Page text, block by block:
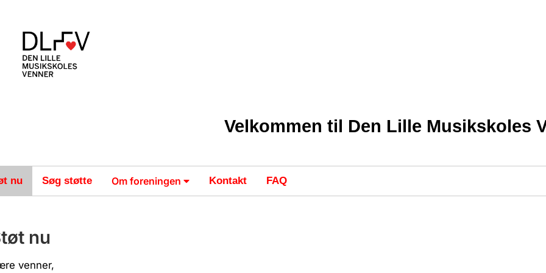
Velkommen til Den Lille Musikskoles
nu Søg støtte Om foreningen Kontakt FAQ
nu
venner,